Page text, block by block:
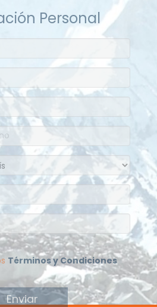
Personal
Términos y Condiciones
Enviar